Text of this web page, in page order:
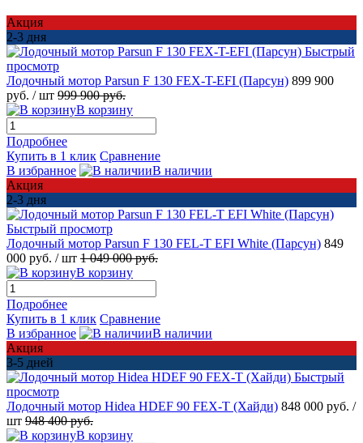
Акция
2-3 дня
Быстрый
просмотр
Лодочный мотор Parsun F 130 FEX-T-EFI (Парсун) 899 900
руб. / шт 999 900 руб.
В корзину
Подробнее
Купить в 1 клик Сравнение
В избранное
В наличии
Акция
2-3 дня
Быстрый просмотр
Лодочный мотор Parsun F 130 FEL-T EFI White (Парсун) 849
000 руб. / шт 1 049 000 руб.
В корзину
Подробнее
Купить в 1 клик Сравнение
В избранное
В наличии
Акция
3-5 дней
Быстрый
просмотр
Лодочный мотор Hidea HDEF 90 FEX-T (Хайди) 848 000 руб. /
шт 948 400 руб.
В корзину